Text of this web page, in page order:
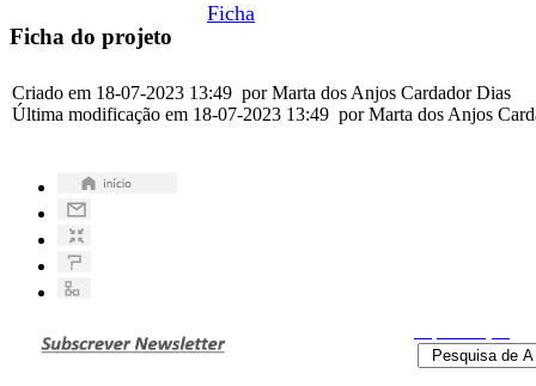
Ficha do projeto
Ficha
Criado em 18-07-2023 13:49 por Marta dos Anjos Cardador Dias
Última modificação em 18-07-2023 13:49 por Marta dos Anjos